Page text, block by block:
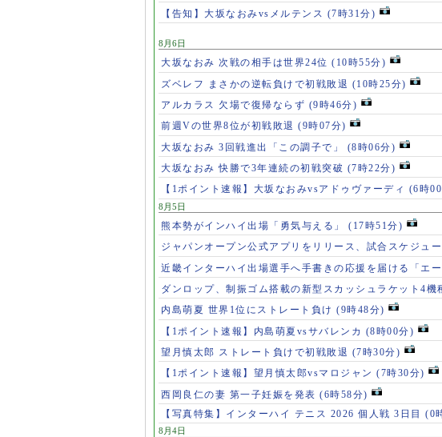
【告知】大坂なおみvsメルテンス (7時31分)
8月6日
大坂なおみ 次戦の相手は世界24位 (10時55分)
ズベレフ まさかの逆転負けで初戦敗退 (10時25分)
アルカラス 欠場で復帰ならず (9時46分)
前週Vの世界8位が初戦敗退 (9時07分)
大坂なおみ 3回戦進出「この調子で」 (8時06分)
大坂なおみ 快勝で3年連続の初戦突破 (7時22分)
【1ポイント速報】大坂なおみvsアドゥヴァーディ (6時
8月5日
熊本勢がインハイ出場「勇気与える」 (17時51分)
ジャパンオープン公式アプリをリリース、試合スケジュ
近畿インターハイ出場選手へ手書きの応援を届ける「エ
ダンロップ、制振ゴム搭載の新型スカッシュラケット4機
内島萌夏 世界1位にストレート負け (9時48分)
【1ポイント速報】内島萌夏vsサバレンカ (8時00分)
望月慎太郎 ストレート負けで初戦敗退 (7時30分)
【1ポイント速報】望月慎太郎vsマロジャン (7時30分)
西岡良仁の妻 第一子妊娠を発表 (6時58分)
【写真特集】インターハイ テニス 2026 個人戦 3日目 (0
8月4日